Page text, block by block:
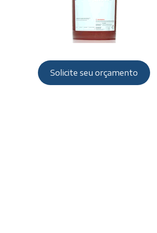
Solicite seu orçamento